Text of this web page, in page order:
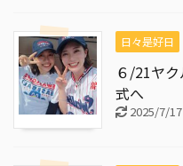
日々是好日
６/21ヤ
式へ
2025/7/17